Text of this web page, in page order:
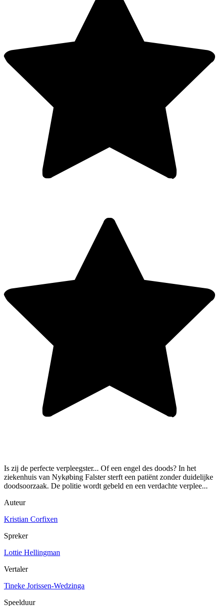
Is zij de perfecte verpleegster... Of een engel des doods? In het
ziekenhuis van Nykøbing Falster sterft een patiënt zonder duidelijke
doodsoorzaak. De politie wordt gebeld en een verdachte verplee...
Auteur
Kristian Corfixen
Spreker
Lottie Hellingman
Vertaler
Tineke Jorissen-Wedzinga
Speelduur